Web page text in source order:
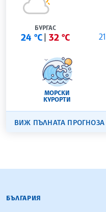
БУРГАС
24 °C 32 °C
МОРСКИ
КУРОРТИ
ВИЖ ПЪЛНАТА ПРОГНОЗА
БЪЛГАРСКА
БЪЛГАРИЯ